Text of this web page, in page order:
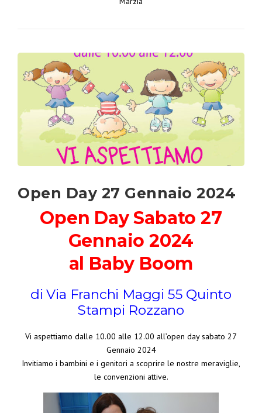
Open Day 27 Gennaio 2024
Open Day Sabato 27
Gennaio 2024
al Baby Boom
di Via Franchi Maggi 55 Quinto
Stampi Rozzano
Vi aspettiamo dalle 10.00 alle 12.00 all’open day sabato 27
Gennaio 2024
Invitiamo i bambini e i genitori a scoprire le nostre meraviglie,
le convenzioni attive.